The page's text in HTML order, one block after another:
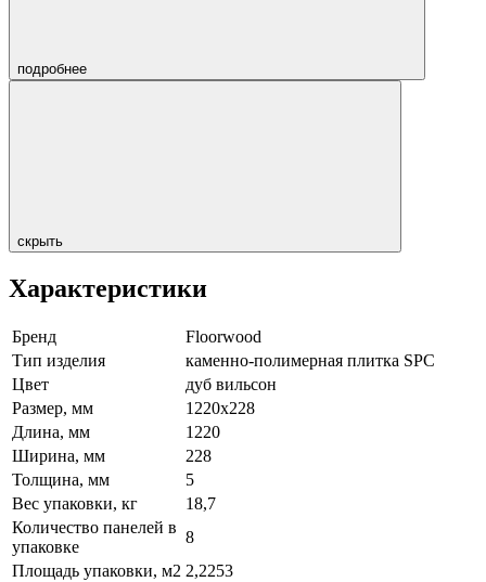
подробнее
скрыть
Характеристики
Бренд
Floorwood
Тип изделия
каменно-полимерная плитка SPC
Цвет
дуб вильсон
Размер, мм
1220х228
Длина, мм
1220
Ширина, мм
228
Толщина, мм
5
Вес упаковки, кг
18,7
Количество панелей в
упаковке
8
Площадь упаковки, м2 2,2253